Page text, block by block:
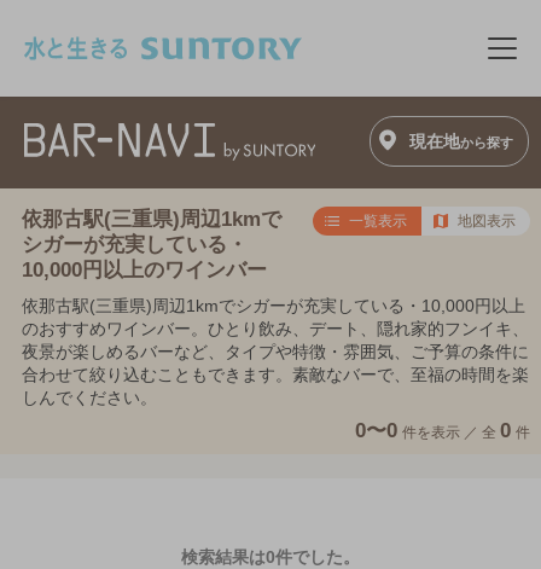
メ
現在地から探す
依那古駅(三重県)周辺1kmで
シガーが充実している・
10,000円以上のワインバー
一覧表示 地図表示
依那古駅(三重県)周辺1kmでシガーが充実している・10,000円以上
のおすすめワインバー。ひとり飲み、デート、隠れ家的フンイキ、
夜景が楽しめるバーなど、タイプや特徴・雰囲気、ご予算の条件に
合わせて絞り込むこともできます。素敵なバーで、至福の時間を楽
しんでください。
0〜0 件を表示 ／ 全 0 件
検索結果は0件でした。